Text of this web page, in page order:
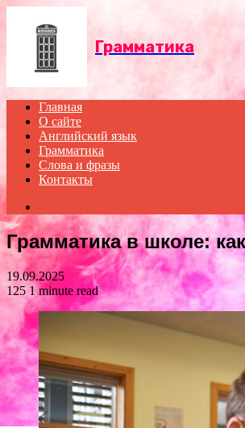
Грамматика
Главная
О сайте
Английский язык
Грамматика
Слова и фразы
Контакты
for
Грамматика в школе:
19.09.2025
125 1 minute read